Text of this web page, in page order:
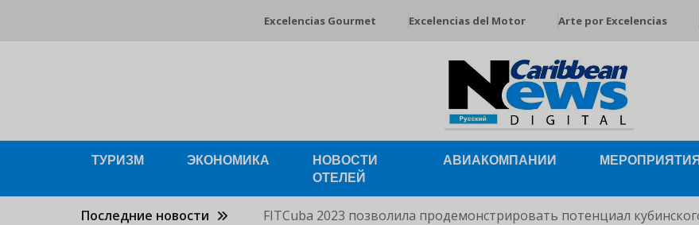
Excelencias Gourmet Excelencias del Motor Arte por Excelencias
ТУРИЗМ ЭКОНОМИКА
НОВОСТИ
ОТЕЛЕЙ
АВИАКОМПАНИИ
Последние новости FITCuba 2023 позволила продемонстрировать потенциал